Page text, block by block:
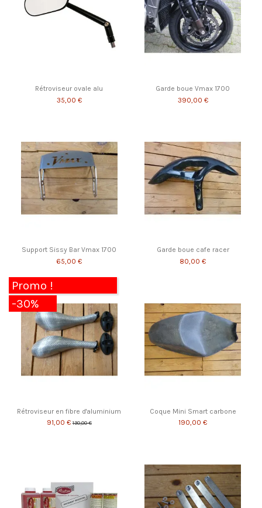
Rétroviseur ovale alu
35,00 €
Garde boue Vmax 1700
390,00 €
Support Sissy Bar Vmax 1700
65,00 €
Garde boue cafe racer
80,00 €
Promo !
-30%
Rétroviseur en fibre d'aluminium
91,00 €130,00 €
Coque Mini Smart carbone
190,00 €